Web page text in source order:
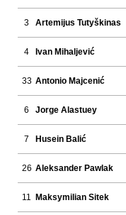
3 Artemijus Tutyškinas
4 Ivan Mihaljević
33 Antonio Majcenić
6 Jorge Alastuey
7 Husein Balić
26 Aleksander Pawlak
11 Maksymilian Sitek